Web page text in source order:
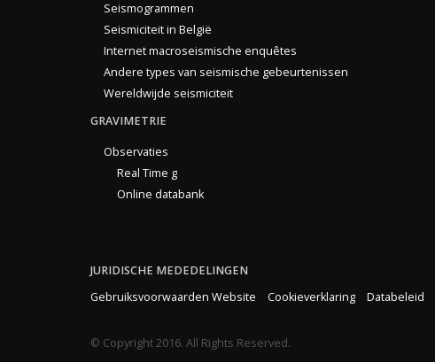
Seismogrammen
Seismiciteit in België
Internet macroseismische enquêtes
Andere types van seismische gebeurtenissen
Wereldwijde seismiciteit
GRAVIMETRIE
Observaties
Real Time g
Online databank
JURIDISCHE MEDEDELINGEN
Gebruiksvoorwaarden Website
Cookieverklaring Databeleid
© Copyright 2016. All Rights Reserved.